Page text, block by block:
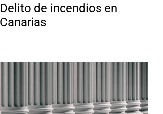
Delito de incendios en
Canarias